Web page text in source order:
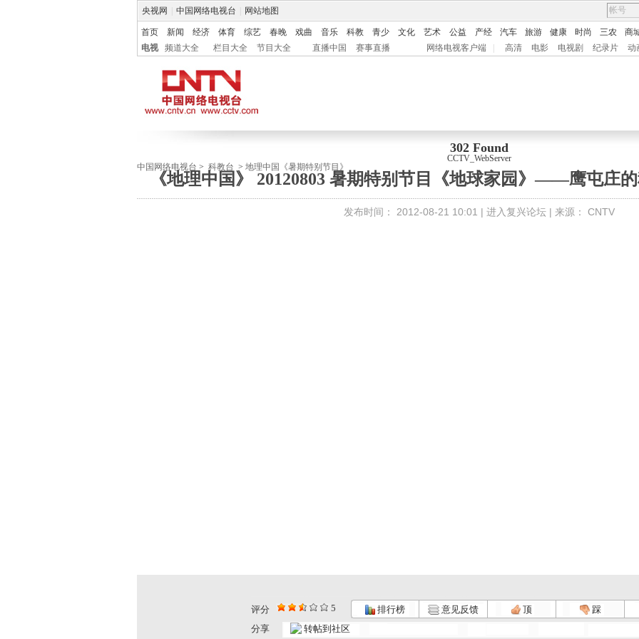
央视网 中国网络电视台 网站地图
首页 新闻 经济 体育 综艺 春晚 戏曲 音乐 科教 青少 文化 艺术 公益 产经 汽车 旅游 健康 时尚 三农
商
电视
频道大全 栏目大全 节目大全 直播中国 赛事直播 网络电视客户端 高清 电影 电视剧 纪录片 动
302 Found
CCTV_WebServer
中国网络电视台 > 科教台 > 地理中国《暑期特别节目》
《地理中国》 20120803 暑期特别节目《地球家园》——鹰屯庄
发布时间： 2012-08-21 10:01 | 进入复兴论坛 | 来源： CNTV
评分 5 排行榜 意见反馈 顶
踩
分享
转帖到社区